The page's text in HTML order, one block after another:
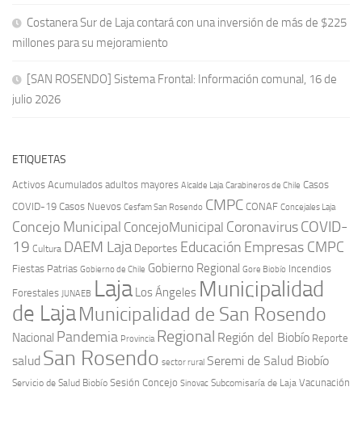
Costanera Sur de Laja contará con una inversión de más de $225
millones para su mejoramiento
[SAN ROSENDO] Sistema Frontal: Información comunal, 16 de
julio 2026
ETIQUETAS
Activos Acumulados adultos mayores Alcalde Laja Carabineros de Chile Casos
COVID-19 Casos Nuevos Cesfam San Rosendo CMPC CONAF Concejales Laja
Concejo Municipal ConcejoMunicipal CoronavirusCOVID-
19 Cultura DAEM Laja Deportes Educación Empresas CMPC
Fiestas Patrias Gobierno de Chile Gobierno Regional Gore Biobío Incendios
Forestales JUNAEB Laja Los Ángeles Municipalidad
de LajaMunicipalidad de San Rosendo
Nacional Pandemia Provincia Regional Región del Biobío Reporte
salud San Rosendo sector rural Seremi de Salud Biobío
Servicio de Salud Biobío Sesión Concejo Sinovac Subcomisaría de Laja Vacunación